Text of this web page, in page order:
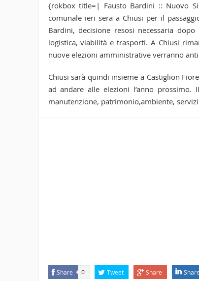
{rokbox title=| Fausto Bardini :: Nuovo
comunale ieri sera a Chiusi per il
Bardini, decisione resosi necessaria
logistica, viabilità e trasporti. A Chiusi
nuove elezioni amministrative verranno
Chiusi sarà quindi insieme a Castiglion
ad andare alle elezioni l’anno
manutenzione, patrimonio,ambiente,
Share 0 Tweet Share Share